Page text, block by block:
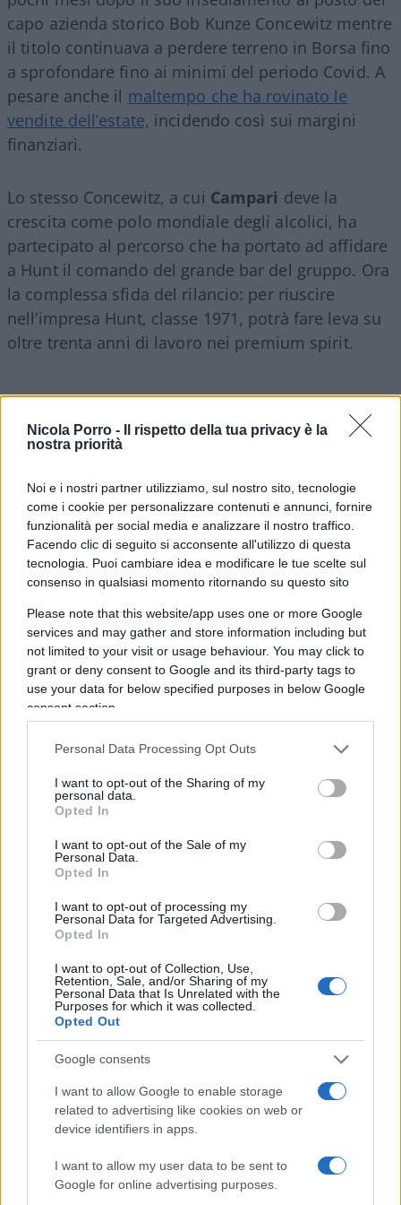
Nicola Porro -
Il rispetto della tua privacy è la
nostra priorità
Noi e i nostri partner utilizziamo, sul nostro sito, tecnologie
come i cookie per personalizzare contenuti e annunci, fornire
funzionalità per social media e analizzare il nostro traffico.
Facendo clic di seguito si acconsente all'utilizzo di questa
tecnologia. Puoi cambiare idea e modificare le tue scelte sul
consenso in qualsiasi momento ritornando su questo sito
Please note that this website/app uses one or more Google
services and may gather and store information including but
not limited to your visit or usage behaviour. You may click to
grant or deny consent to Google and its third-party tags to
use your data for below specified purposes in below Google
consent section.
Personal Data Processing Opt Outs
I want to opt-out of the Sharing of my
personal data.
Opted In
I want to opt-out of the Sale of my
Personal Data.
Opted In
I want to opt-out of processing my
Personal Data for Targeted Advertising.
Opted In
I want to opt-out of Collection, Use,
Retention, Sale, and/or Sharing of my
Personal Data that Is Unrelated with the
Purposes for which it was collected.
Opted Out
Google consents
I want to allow Google to enable storage
related to advertising like cookies on web or
device identifiers in apps.
I want to allow my user data to be sent to
Google for online advertising purposes.
capo azienda storico Bob Kunze Concewitz mentre
il titolo continuava a perdere terreno in Borsa fino
a sprofondare fino ai minimi del periodo Covid. A
pesare anche il maltempo che ha rovinato le
vendite dell’estate, incidendo così sui margini
finanziari.
Lo stesso Concewitz, a cui Campari deve la
crescita come polo mondiale degli alcolici, ha
partecipato al percorso che ha portato ad affidare
a Hunt il comando del grande bar del gruppo. Ora
la complessa sfida del rilancio: per riuscire
nell’impresa Hunt, classe 1971, potrà fare leva su
oltre trenta anni di lavoro nei premium spirit.
In particolare Hunt, che ha iniziato la propria
carriera in Diageo fino a occupare posizioni di
William Grant&Sons, proprietaria del portafoglio
di Scotch whisky single malt più venduto al
mondo, oltre che di marchi rilevanti nelle
categorie del gin e della tequila.
Nel 2022Hunt è stato poi nominato Chief
Executive Officer di Catalyst Spirits, un incubatore
di marchi spirit, dove ha guidato le iniziative
strategiche dell’azienda e l’innovazione di marchi
attraverso piattaforme digitali.
Hunt è insomma quello che si dice un veterano
del settore e si è costruito una certa esperienza
sia e nella costruzione di marchi globali sia
nell’agone dei mercati globali. A partire da quello
prospettati da Donald Trump. A cui somma la
guerra degli alcolici in corso con la Cina;
che vede Pechino mettere in atto una serie di
ritorsioni davanti alla stangata decisa da
Bruxeless per le sue auto elettriche.
Subentrerà agli attuali co-CEO ad interim Paolo
Marchesini, Chief Financial and Operating Officer,
e Fabio Di Fede, Chief Legal and M&A Officer, che
in buona sostanza hanno gestito il periodo ponte
post Fantacchiotti. Il passaggio di consegne
formale avverrà dopo l’assemblea appositamente